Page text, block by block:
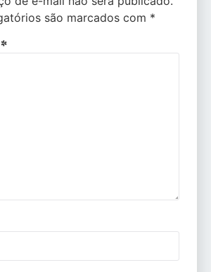
são marcados com *
*